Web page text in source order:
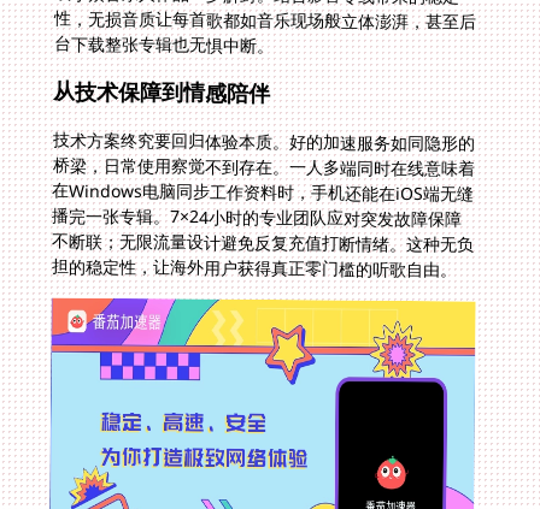
台下载整张专辑也无惧中断。
从技术保障到情感陪伴
技术方案终究要回归体验本质。好的加速服务如同隐形的
桥梁，日常使用察觉不到存在。一人多端同时在线意味着
在Windows电脑同步工作资料时，手机还能在iOS端无缝
播完一张专辑。7×24小时的专业团队应对突发故障保障
不断联；无限流量设计避免反复充值打断情绪。这种无负
担的稳定性，让海外用户获得真正零门槛的听歌自由。